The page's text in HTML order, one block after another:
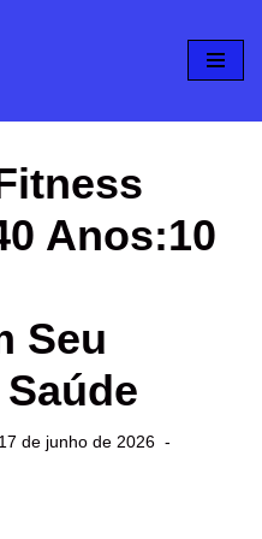
Anos:10
Seu
17 de junho de 2026